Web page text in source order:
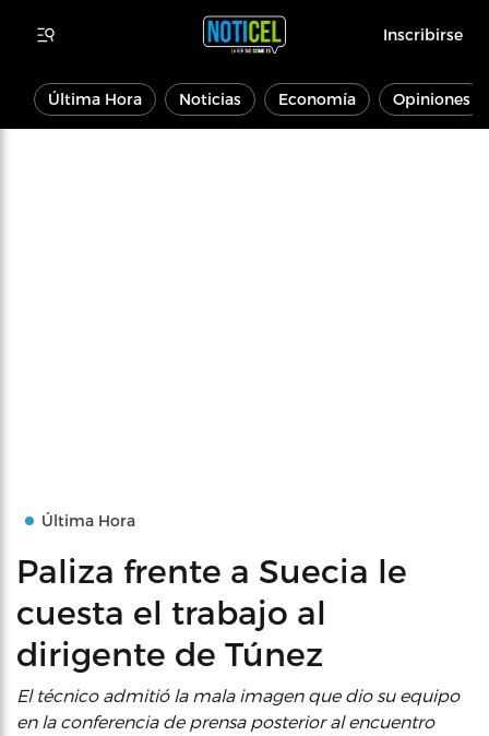
Inscribirse
Última Hora Noticias Economía Opiniones
Última Hora
Paliza frente a Suecia le
cuesta el trabajo al
dirigente de Túnez
El técnico admitió la mala imagen que dio su equipo
en la conferencia de prensa posterior al encuentro